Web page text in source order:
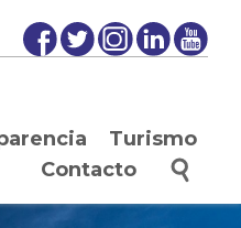
Turismo
Contacto